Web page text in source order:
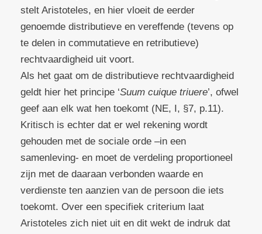
stelt Aristoteles, en hier vloeit de eerder
genoemde distributieve en vereffende (tevens op
te delen in commutatieve en retributieve)
rechtvaardigheid uit voort.
Als het gaat om de distributieve rechtvaardigheid
geldt hier het principe ‘Suum cuique triuere’, ofwel
geef aan elk wat hen toekomt (NE, I, §7, p.11).
Kritisch is echter dat er wel rekening wordt
gehouden met de sociale orde –in een
samenleving- en moet de verdeling proportioneel
zijn met de daaraan verbonden waarde en
verdienste ten aanzien van de persoon die iets
toekomt. Over een specifiek criterium laat
Aristoteles zich niet uit en dit wekt de indruk dat